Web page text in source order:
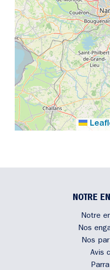
NOTRE
Notre
Nos
Nos
Avis